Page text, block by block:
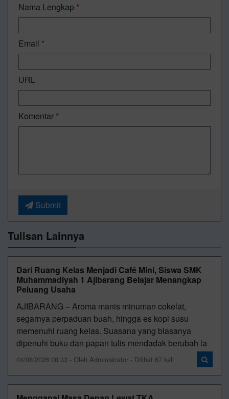
Nama Lengkap *
Email *
URL
Komentar *
Submit
Tulisan Lainnya
Dari Ruang Kelas Menjadi Café Mini, Siswa SMK
Muhammadiyah 1 Ajibarang Belajar Menangkap
Peluang Usaha
AJIBARANG – Aroma manis minuman cokelat,
segarnya perpaduan buah, hingga es kopi susu
memenuhi ruang kelas. Suasana yang biasanya
dipenuhi buku dan papan tulis mendadak berubah la
04/08/2026 08:33 - Oleh Administrator - Dilihat 67 kali